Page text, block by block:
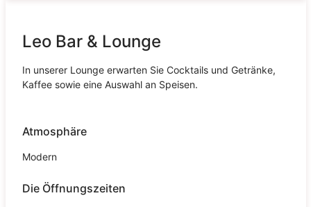
Leo Bar & Lounge
In unserer Lounge erwarten Sie Cocktails und Getränke,
Kaffee sowie eine Auswahl an Speisen.
Atmosphäre
Modern
Die Öffnungszeiten